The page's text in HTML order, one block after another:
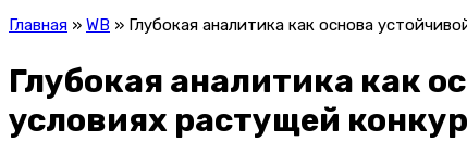
Главная » WB » Глубокая аналитика как основа
Глубокая аналитика как
условиях растущей